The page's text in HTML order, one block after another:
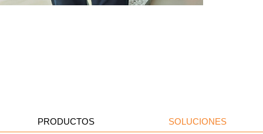
PRODUCTOS SOLUCIONES